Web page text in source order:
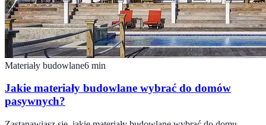
Materiały budowlane6 min
Jakie materiały budowlane wybrać do domów
pasywnych?